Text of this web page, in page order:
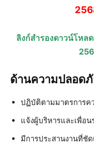
ลิงก์สำรองดาวน์โหล
ด้านความปลอด
ปฏิบัติตามมาตรการค
แจ้งผู้บริหารและเพื่อ
มีการประสานงานที่ชั